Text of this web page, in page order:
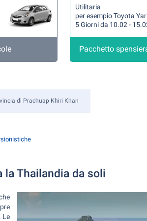
Utilitaria
per esempio Toyota
5 Giorni da 10.02 -
Pacchetto
di Prachuap Khiri Khan
la Thailandia da soli
. Le